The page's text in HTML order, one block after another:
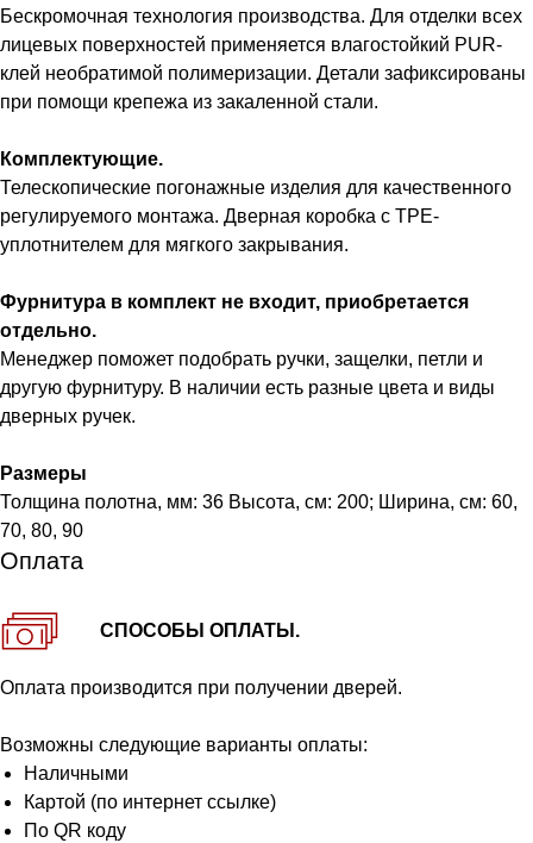
Бескромочная технология производства. Для отделки всех
лицевых поверхностей применяется влагостойкий PUR-
клей необратимой полимеризации. Детали зафиксированы
при помощи крепежа из закаленной стали.
Комплектующие.
Телескопические погонажные изделия для качественного
регулируемого монтажа. Дверная коробка с TPE-
уплотнителем для мягкого закрывания.
Фурнитура в комплект не входит, приобретается
отдельно.
Менеджер поможет подобрать ручки, защелки, петли и
другую фурнитуру. В наличии есть разные цвета и виды
дверных ручек.
Размеры
Толщина полотна, мм: 36 Высота, см: 200; Ширина, см: 60,
70, 80, 90
Оплата
СПОСОБЫ ОПЛАТЫ.
Оплата производится при получении дверей.
Возможны следующие варианты оплаты:
Наличными
Картой (по интернет ссылке)
По QR коду